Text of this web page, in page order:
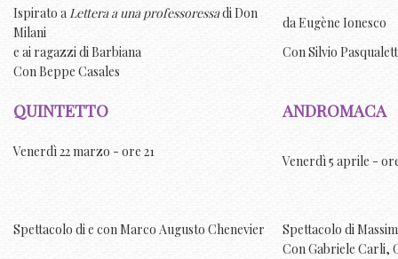
Ispirato aLettera a una professoressadi Don
Milani
da Eugène Ionesco
e ai ragazzi di Barbiana
Con Silvio
Con Beppe Casales
QUINTETTO ANDROMACA
Venerdì 22 marzo - ore 21
Venerdì 5 aprile -
Spettacolo di e con Marco Augusto Chenevier
Spettacolo di
Con Gabriele Carli,